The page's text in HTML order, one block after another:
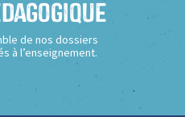
de nos dossiers
à l’enseignement.